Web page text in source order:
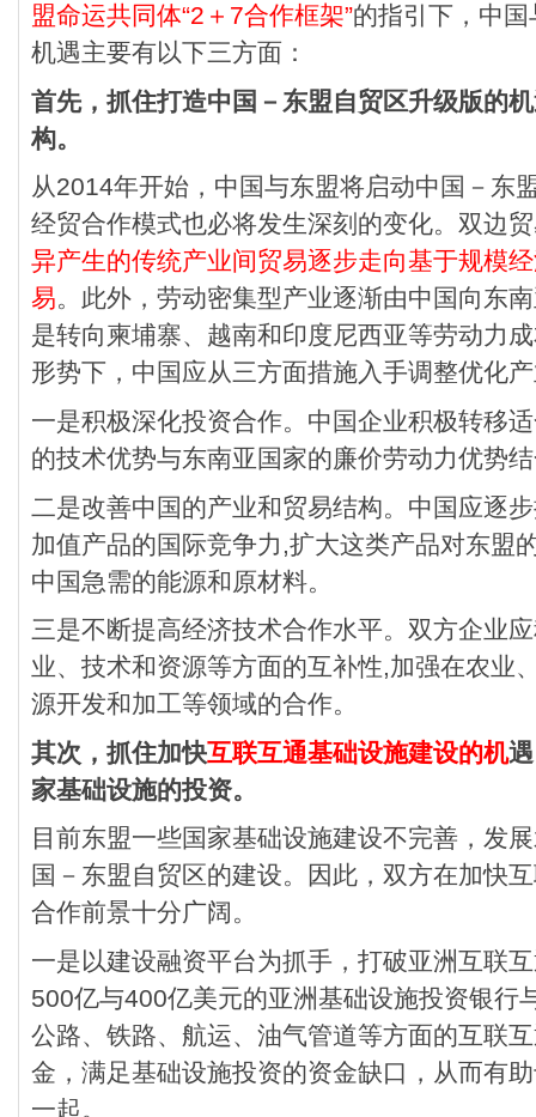
盟命运共同体“2＋7合作框架”的指引下，中国
机遇主要有以下三方面：
首先，抓住打造中国－东盟自贸区升级版的
构。
从2014年开始，中国与东盟将启动中国－东
经贸合作模式也必将发生深刻的变化。双边
异产生的传统产业间贸易逐步走向基于规模
易。此外，劳动密集型产业逐渐由中国向东
是转向柬埔寨、越南和印度尼西亚等劳动力
形势下，中国应从三方面措施入手调整优化
一是积极深化投资合作。中国企业积极转移
的技术优势与东南亚国家的廉价劳动力优势
二是改善中国的产业和贸易结构。中国应逐
加值产品的国际竞争力,扩大这类产品对东盟
中国急需的能源和原材料。
三是不断提高经济技术合作水平。双方企业
业、技术和资源等方面的互补性,加强在农业
源开发和加工等领域的合作。
其次，抓住加快互联互通基础设施建设的机
家基础设施的投资。
目前东盟一些国家基础设施建设不完善，发
国－东盟自贸区的建设。因此，双方在加快
合作前景十分广阔。
一是以建设融资平台为抓手，打破亚洲互联
500亿与400亿美元的亚洲基础设施投资银行
公路、铁路、航运、油气管道等方面的互联
金，满足基础设施投资的资金缺口，从而有
一起。